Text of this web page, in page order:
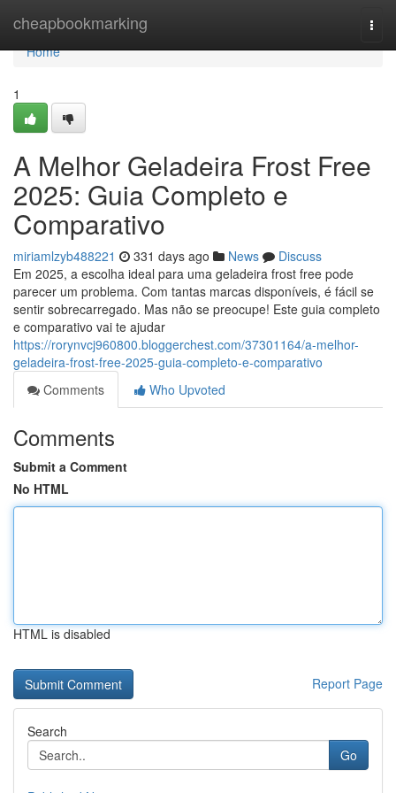
cheapbookmarking
Home
Home
1
A Melhor Geladeira Frost Free
2025: Guia Completo e
Comparativo
miriamlzyb488221 331 days ago News
Discuss
Em 2025, a escolha ideal para uma geladeira frost free pode
parecer um problema. Com tantas marcas disponíveis, é fácil se
sentir sobrecarregado. Mas não se preocupe! Este guia completo
e comparativo vai te ajudar
https://rorynvcj960800.bloggerchest.com/37301164/a-melhor-
geladeira-frost-free-2025-guia-completo-e-comparativo
Comments
Who Upvoted
Comments
Submit a Comment
No HTML
HTML is disabled
Report Page
Search
Go